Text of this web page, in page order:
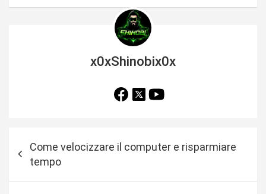
x0xShinobix0x
Come velocizzare il computer e risparmiare
tempo